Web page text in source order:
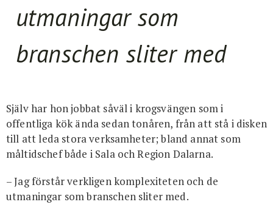
utmaningar som
branschen sliter med
Själv har hon jobbat såväl i krogsvängen som i
offentliga kök ända sedan tonåren, från att stå i disken
till att leda stora verksamheter; bland annat som
måltidschef både i Sala och Region Dalarna.
– Jag förstår verkligen komplexiteten och de
utmaningar som branschen sliter med.